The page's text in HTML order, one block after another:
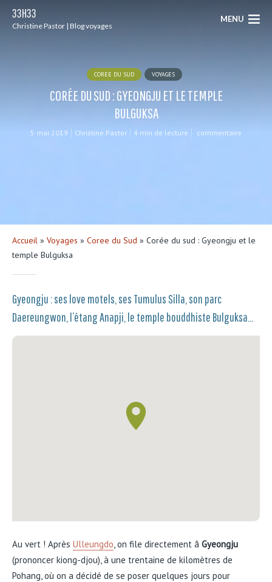
33H33
Christine Pastor | Blog voyages
MENU
COREE DU SUD VOYAGES
CORÉE DU SUD : GYEONGJU ET LE TEMPLE
BULGUKSA
5 mai 2019 Christine Pastor 4 min de lecture commentaire
Accueil » Voyages » Coree du Sud » Corée du sud : Gyeongju et le
temple Bulguksa
Gyeongju : ses love motels, ses Tumulus Silla, son parc
Daereungwon, l’étang Anapji, le temple bouddhiste Bulguksa…
Au vert ! Après Ulleungdo, on file directement â Gyeongju
(prononcer kiong-djou), à une trentaine de kilomètres de
Pohang, où on a décidé de se poser quelques jours pour